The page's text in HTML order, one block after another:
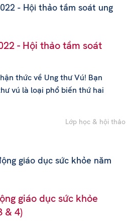
- Hội thảo tầm soát
thức về Ung thư Vú! Bạn
vú là loại phổ biến thứ hai
Lớp học & hội thảo
giáo dục sức khỏe
& 4)